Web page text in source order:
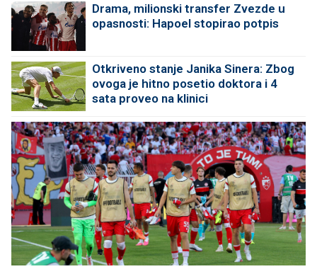
Drama, milionski transfer Zvezde u
opasnosti: Hapoel stopirao potpis
Otkriveno stanje Janika Sinera: Zbog
ovoga je hitno posetio doktora i 4
sata proveo na klinici